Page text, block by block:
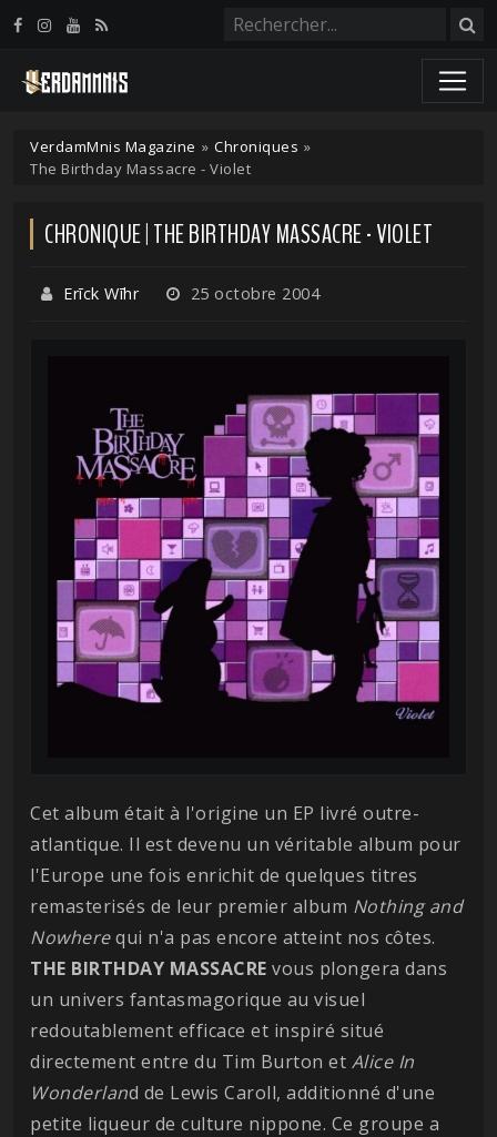
VerdamMnis Magazine » Chroniques »
The Birthday Massacre - Violet
CHRONIQUE | THE BIRTHDAY MASSACRE - VIOLET
Erīck Wīhr 25 octobre 2004
Cet album était à l'origine un EP livré outre-
atlantique. Il est devenu un véritable album pour
l'Europe une fois enrichit de quelques titres
remasterisés de leur premier album Nothing and
Nowherequi n'a pas encore atteint nos côtes.
THE BIRTHDAY MASSACRE vous plongera dans
un univers fantasmagorique au visuel
redoutablement efficace et inspiré situé
directement entre du Tim Burton et Alice In
Wonderland de Lewis Caroll, additionné d'une
petite liqueur de culture nippone. Ce groupe a
Panneau de gestion des cookies